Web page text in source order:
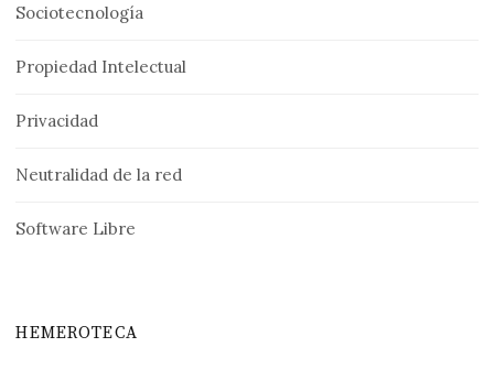
Sociotecnología
Propiedad Intelectual
Privacidad
Neutralidad de la red
Software Libre
HEMEROTECA